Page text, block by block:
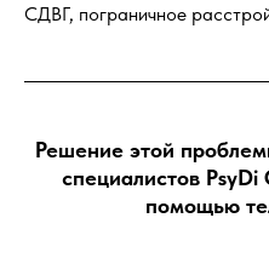
СДВГ, пограничное
Решение этой
специалистов
помощью